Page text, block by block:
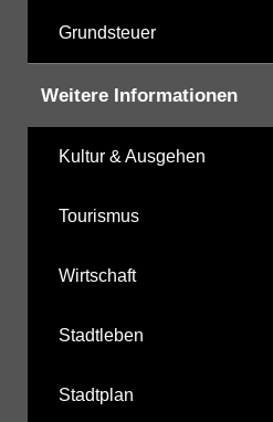
Grundsteuer
Weitere Informationen
Kultur & Ausgehen
Tourismus
Wirtschaft
Stadtleben
Stadtplan